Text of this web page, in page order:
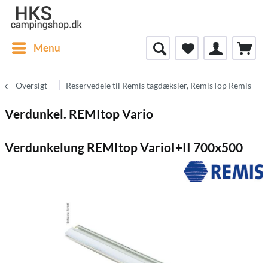
Menu
Oversigt Reservedele til Remis tagdæksler, RemisTop Remis
Verdunkel. REMItop Vario
Verdunkelung REMItop VarioI+II 700x500